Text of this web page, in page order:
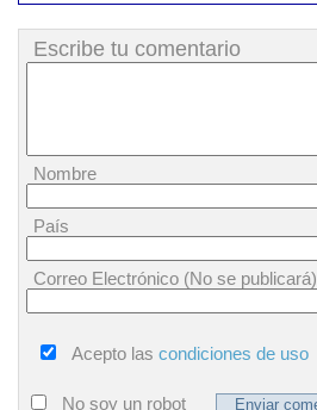
Escribe tu comentario
Nombre
País
Correo Electrónico (No se publicará)
Acepto las condiciones de uso
No soy un robot